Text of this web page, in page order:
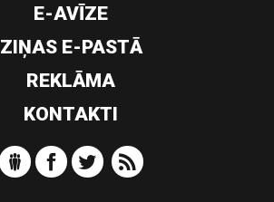
E-AVĪZE
ZIŅAS E-PASTĀ
REKLĀMA
KONTAKTI